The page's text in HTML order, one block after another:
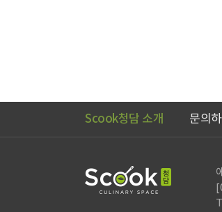
Scook청담 소개 문의하